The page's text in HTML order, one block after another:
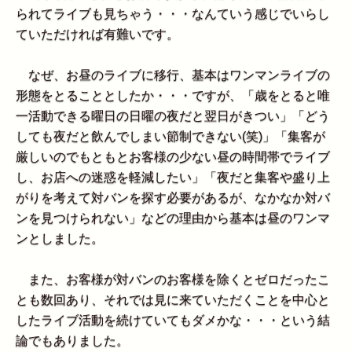
られてライブも見ちゃう・・・なんていう感じでいらし
ていただければ有難いです。
なぜ、お昼のライブに移行、基本はワンマンライブの
形態をとることとしたか・・・ですが、「歳をとると唯
一活動できる曜日の日曜の夜だと翌日がきつい」「どう
しても夜だと飲んでしまい節制できない(笑)」「集客が
厳しいのでもともとお客様の少ない昼の時間帯でライブ
し、お店への迷惑を軽減したい」「夜だと集客や盛り上
がりを考えて対バンを探す必要があるが、なかなか対バ
ンを見つけられない」などの理由から基本は昼のワンマ
ンとしました。
また、お客様が対バンのお客様を除くとゼロだったこ
とも数回あり、それでは見に来ていただくことを中心と
したライブ活動を続けていてもダメかな・・・という結
論でもありました。